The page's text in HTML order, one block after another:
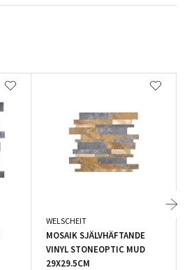
WELSCHEIT
MOSAIK SJÄLVHÄFTANDE
VINYL STONEOPTIC MUD
29X29.5CM